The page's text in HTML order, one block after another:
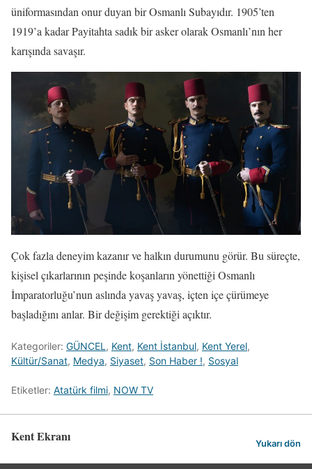
üniformasından onur duyan bir Osmanlı Subayıdır. 1905’ten
1919’a kadar Payitahta sadık bir asker olarak Osmanlı’nın her
karışında savaşır.
Çok fazla deneyim kazanır ve halkın durumunu görür. Bu süreçte,
kişisel çıkarlarının peşinde koşanların yönettiği Osmanlı
İmparatorluğu’nun aslında yavaş yavaş, içten içe çürümeye
başladığını anlar. Bir değişim gerektiği açıktır.
Kategoriler: GÜNCEL , Kent, Kent İstanbul, Kent Yerel,
Kültür/Sanat, Medya, Siyaset, Son Haber !, Sosyal
Etiketler: Atatürk filmi, NOW TV
Kent Ekranı Yukarı dön